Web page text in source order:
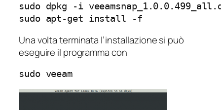
sudo dpkg -i
sudo apt-get install -f
Una volta terminata l’installazione si può
eseguire il programma con
sudo veeam